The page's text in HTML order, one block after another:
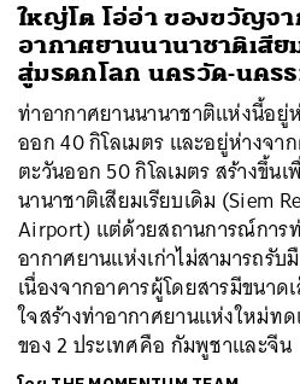
ใหญ่โต โอ่อ่า ของขวัญจา
อากาศยานนานาชาติเสีย
สู่มรดกโลก นครวัด-นคร
ท่าอากาศยานนานาชาติแห่งนี้อยู่
ออก 40 กิโลเมตร และอยู่ห่างจา
ตะวันออก 50 กิโลเมตร สร้างขึ้
นานาชาติเสียมเรียบเดิม (Siem
Airport) แต่ด้วยสถานการณ์การ
อากาศยานแห่งเก่าไม่สามารถรั
เนื่องจากอาคารผู้โดยสารมีขนา
ใจสร้างท่าอากาศยานแห่งใหม่ท
ของ 2 ประเทศคือ กัมพูชาและจีน
SHARE TWEET